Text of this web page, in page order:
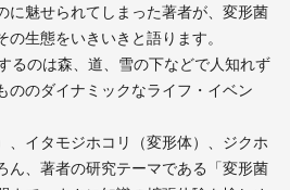
に魅せられてしまった著者が、変形菌
生態をいきいきと語ります。
るのは森、道、雪の下などで人知れず
ののダイナミックなライフ・イベン
、イタモジホコリ（変形体）、ジクホ
ん、著者の研究テーマである「変形菌